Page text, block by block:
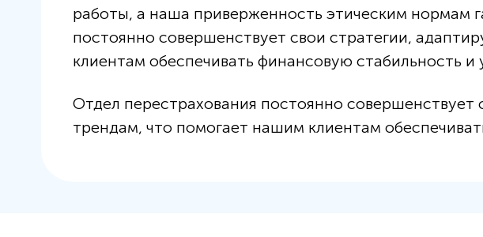
работы, а наша приверженность этическим нормам
постоянно совершенствует свои стратегии,
клиентам обеспечивать финансовую стабильность
Отдел перестрахования постоянно
трендам, что помогает нашим клиентам